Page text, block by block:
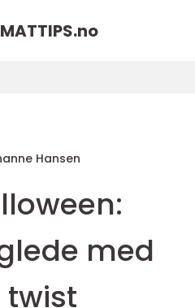
no
Hansen
med
twist